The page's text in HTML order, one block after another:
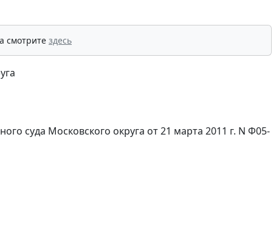
смотрите здесь
суда Московского округа от 21 марта 2011 г. N Ф05-